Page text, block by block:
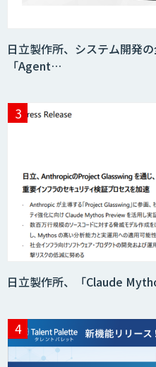
日立製作所、システム開発
「Agent…
日立製作所、「Claude